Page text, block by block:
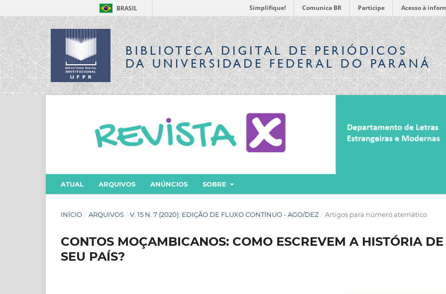
BRASIL Simplifique! Comunica BR Participe Acesso à
BIBLIOTECA DIGITALDE PERIÓDICOS
DA UNIVERSIDADE FEDERAL DO PARANÁ
ATUAL ARQUIVOS ANÚNCIOS SOBRE
INÍCIO / ARQUIVOS / V. 15 N. 7 (2020): EDIÇÃO DE FLUXO CONTÍNUO - AGO/DEZ / Artigos para número atemático
CONTOS MOÇAMBICANOS: COMO ESCREVEM A HISTÓRIA DE
SEU PAÍS?